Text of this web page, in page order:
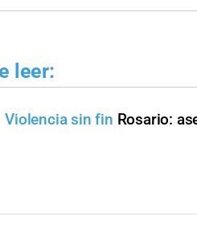
leer:
Violencia sin fin Rosario: